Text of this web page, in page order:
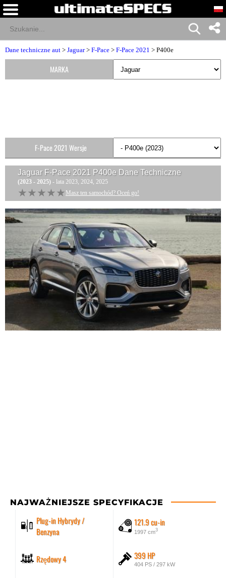
Dane techniczne aut > Jaguar> F-Pace > F-Pace 2021 > P400e
Jaguar F-Pace 2021 P400e Dane Techniczne
(2023 - 2025) - lata 2023, 2024, 2025
★★★★★
★★★★★ Masz ten samochód? Oceń go!
NAJWAŻNIEJSZE SPECYFIKACJE
Plug-in Hybrydy /
Benzyna
121.9 cu-in
1997 cm3
Rzędowy 4 399 HP
404 PS / 297 kW
MARKA
F-Pace 2021 Wersje